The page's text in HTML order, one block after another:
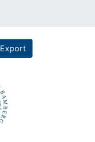
Export